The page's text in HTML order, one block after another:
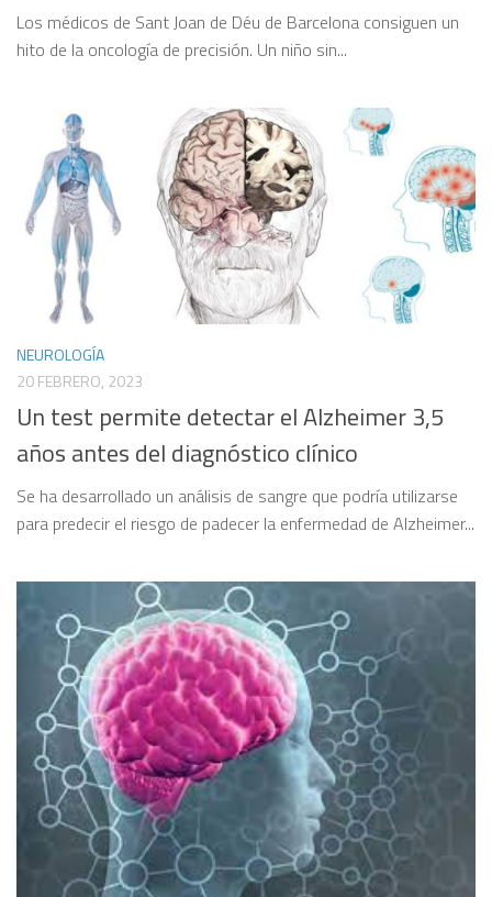
Los médicos de Sant Joan de Déu de Barcelona consiguen un
hito de la oncología de precisión. Un niño sin...
NEUROLOGÍA
20 FEBRERO, 2023
Un test permite detectar el Alzheimer 3,5
años antes del diagnóstico clínico
Se ha desarrollado un análisis de sangre que podría utilizarse
para predecir el riesgo de padecer la enfermedad de Alzheimer...